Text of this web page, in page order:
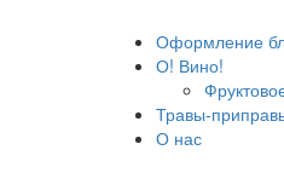
Оформление
О! Вино!
Травы-
О нас